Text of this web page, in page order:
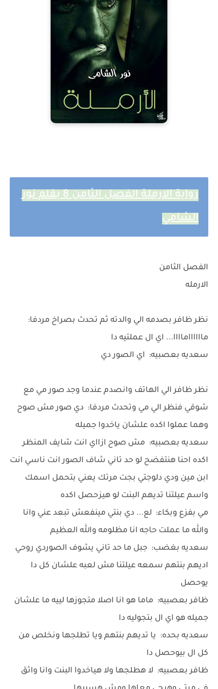
رواية الارملة الفصل الثامن 8 بقلم نور
الشامي
الفصل الثامن
الارمله
نظر ظافر بصدمه الي والدته ثم تحدث بصراخ مردفا:
مااااااماااا... اي ال عملتيه دا
سعديه بعصبيه: اي الصور دي
نظر ظافر الي الهاتف وانصدم عندما وجد صور مي مع
شوقي فنظر الي مي وتحدث مردفا: دي صور مش صوح
وهما عملوا اكده علشان ياخدوا جميله
سعديه بعصبيه: مش صوح ازااي انت شايف المنظر
اكده احنا هنتفضح لو حد تاني شاف الصور انت ناسي انت
ابن مين ودي دلوجتي بجت مرتك يعني بتحمل اسمك
واسم عيلتنا تديهم البنت لو هيزحصل اكده
مي بفزع وبكاء: لع... دي بنتي مينفعش تبعد عني وانا
والله ما عملت حاجه انا مظلومه والله العظيم
سعديه بغضب: جبل ما حد تاني يشوف الصوردي روحي
اديهم بنتهم سمعه عيلتنا مش لعبه علشان كل دا
يوحصل
ظافر بعصبيه: ماما هو انا اصلا متجوزها لييه ما علشان
جميله هو اي ال بتجوليه دا
سعديه بحده: يا تديهم بنتهم ويا تطلجها ونخلص من
كل ال بيوحصل دا
ظافر بعصبيه: لا هطلجها ولا هياخدوا البنت وانا واثق